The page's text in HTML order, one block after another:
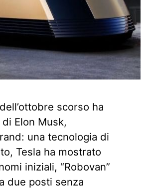
dell’ottobre scorso ha
Elon Musk,
una tecnologia di
Tesla ha mostrato
iniziali, “Robovan”
due posti senza